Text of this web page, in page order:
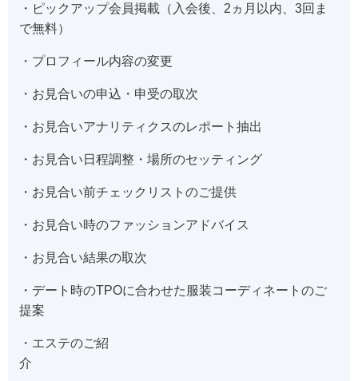
・ピックアップ会員掲載（入会後、2ヵ月以内、3回ま
で無料）
・プロフィール内容の変更
・お見合いの申込・申受の取次
・お見合いアナリティクスのレポート抽出
・お見合い日程調整・場所のセッティング
・お見合い前チェックリストのご提供
・お見合い時のファッションアドバイス
・お見合い結果の取次
・デート時のTPOに合わせた服装コーディネートのご
提案
・エステのご紹
介